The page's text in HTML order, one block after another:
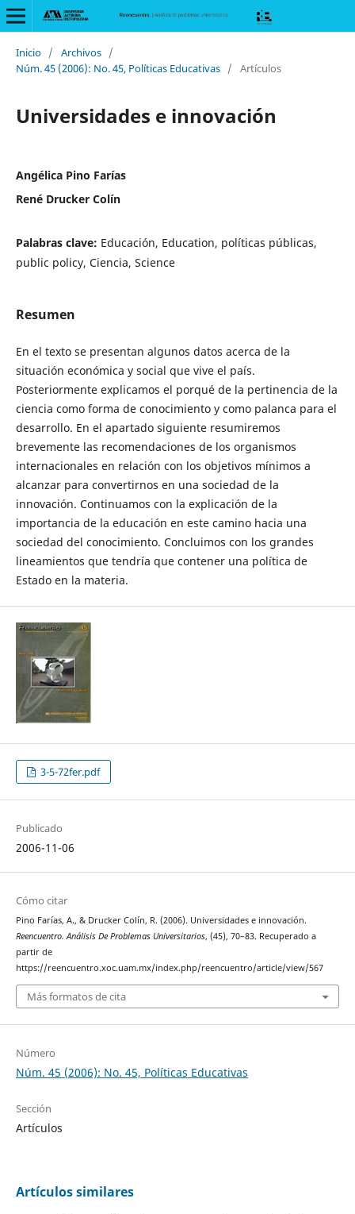
Inicio / Archivos /
Núm. 45 (2006): No. 45, Políticas Educativas / Artículos
Universidades e innovación
Angélica Pino Farías
René Drucker Colín
Palabras clave: Educación, Education, políticas públicas,
public policy, Ciencia, Science
Resumen
En el texto se presentan algunos datos acerca de la
situación económica y social que vive el país.
Posteriormente explicamos el porqué de la pertinencia de la
ciencia como forma de conocimiento y como palanca para el
desarrollo. En el apartado siguiente resumiremos
brevemente las recomendaciones de los organismos
internacionales en relación con los objetivos mínimos a
alcanzar para convertirnos en una sociedad de la
innovación. Continuamos con la explicación de la
importancia de la educación en este camino hacia una
sociedad del conocimiento. Concluimos con los grandes
lineamientos que tendría que contener una política de
Estado en la materia.
3-5-72fer.pdf
Publicado
2006-11-06
Cómo citar
Pino Farías, A., & Drucker Colín, R. (2006). Universidades e innovación.
Reencuentro. Análisis De Problemas Universitarios, (45), 70–83. Recuperado a
partir de
https://reencuentro.xoc.uam.mx/index.php/reencuentro/article/view/567
Más formatos de cita
Número
Núm. 45 (2006): No. 45, Políticas Educativas
Sección
Artículos
Artículos similares